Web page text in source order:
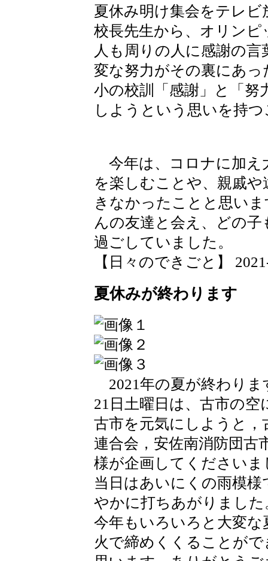
夏休み明け集会をテレ
校長先生から、オリン
人も周りの人に感謝の
変な努力がその裏にあ
小の校訓「感謝」と「努
しようという思いを持
今年は、コロナに加え
を楽しむことや、親戚
きなかったことと思い
んの友達と会え、どの
過ごしていました。
【日々のできごと】
夏休みが終わります
2021年の夏が終わりま
21日土曜日は、古市の
古市を元気にしようと，
連合会，安佐南消防団古
様が企画してくださいま
当日はあいにくの雨模
やかに打ちあがりました
今年もいろいろと大変
火で締めくくることが